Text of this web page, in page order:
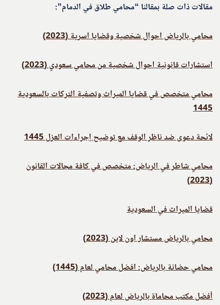
مقالات ذات صلة بمقالنا “محامي طلاق في الدمام”:
محامي بالرياض احوال شخصية وقضايا اسرية (2023)
استشارات قانونية احوال شخصية من محامي سعودي (2023)
محامي متخصص في قضايا الميراث وتصفية التركات بالسعودية
1445
لائحة دعوى ضد ناظر الوقف مع توضيح إجراءات العزل 1445
محامي شاطر في الرياض: متخصص في كافة مجالات القانون
(2023)
قضايا الميراث في السعودية
محامي بالرياض مستشار اون لاين (2023)
محامي حضانة بالرياض: افضل محامي لعام (1445)
أفضل مكتب محاماة بالرياض لعام (2023)